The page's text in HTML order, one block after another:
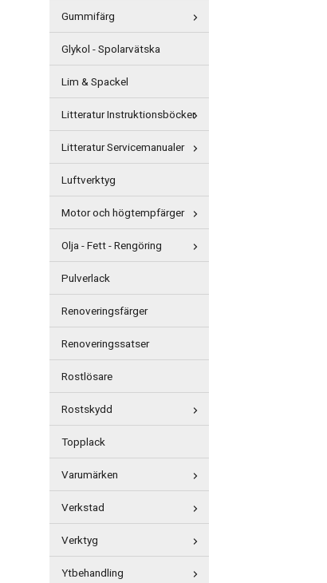
Gummifärg
Glykol - Spolarvätska
Lim & Spackel
Litteratur Instruktionsböcker
Litteratur Servicemanualer
Luftverktyg
Motor och högtempfärger
Olja - Fett - Rengöring
Pulverlack
Renoveringsfärger
Renoveringssatser
Rostlösare
Rostskydd
Topplack
Varumärken
Verkstad
Verktyg
Ytbehandling